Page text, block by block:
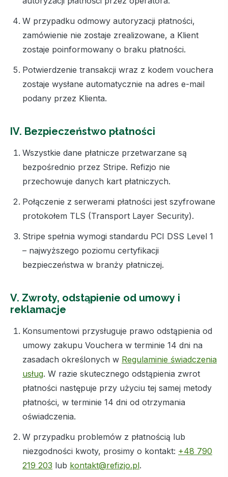
W przypadku odmowy autoryzacji płatności,
zamówienie nie zostaje zrealizowane, a Klient
zostaje poinformowany o braku płatności.
Potwierdzenie transakcji wraz z kodem vouchera
zostaje wysłane automatycznie na adres e-mail
podany przez Klienta.
IV. Bezpieczeństwo płatności
Wszystkie dane płatnicze przetwarzane są
bezpośrednio przez Stripe. Refizjo nie
przechowuje danych kart płatniczych.
Połączenie z serwerami płatności jest szyfrowane
protokołem TLS (Transport Layer Security).
Stripe spełnia wymogi standardu PCI DSS Level 1
– najwyższego poziomu certyfikacji
bezpieczeństwa w branży płatniczej.
V. Zwroty, odstąpienie od umowy i
reklamacje
Konsumentowi przysługuje prawo odstąpienia od
umowy zakupu Vouchera w terminie 14 dni na
zasadach określonych w Regulaminie świadczenia
usług. W razie skutecznego odstąpienia zwrot
płatności następuje przy użyciu tej samej metody
płatności, w terminie 14 dni od otrzymania
oświadczenia.
W przypadku problemów z płatnością lub
niezgodności kwoty, prosimy o kontakt: +48 790
219 203 lub kontakt@refizjo.pl.